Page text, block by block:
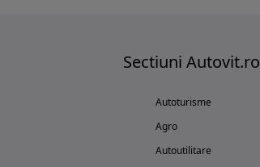
Sectiuni Autovit.ro
Autoturisme
Agro
Autoutilitare